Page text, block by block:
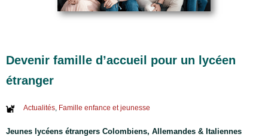
Devenir famille d’accueil pour un lycéen
étranger
Actualités, Famille enfance et jeunesse
Jeunes lycéens étrangers Colombiens, Allemandes & Italiennes